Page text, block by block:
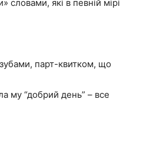
які в певній мірі
парт-квитком, що
му “добрий день” – все